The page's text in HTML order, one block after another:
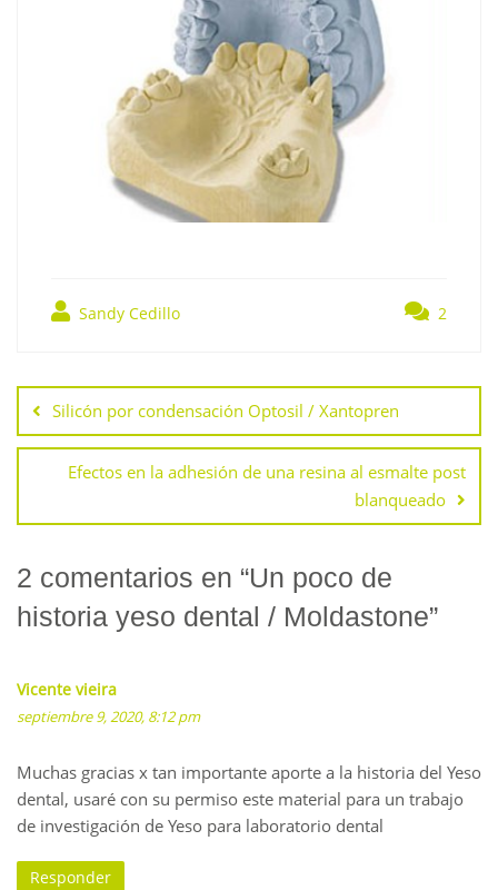
Sandy Cedillo 2
de
entradas
Silicón por condensación Optosil / Xantopren
Efectos en la adhesión de una resina al esmalte post
blanqueado
2 comentarios en “Un poco de
historia yeso dental / Moldastone”
Vicente vieira
septiembre 9, 2020, 8:12 pm
Muchas gracias x tan importante aporte a la historia del Yeso
dental, usaré con su permiso este material para un trabajo
de investigación de Yeso para laboratorio dental
Responder